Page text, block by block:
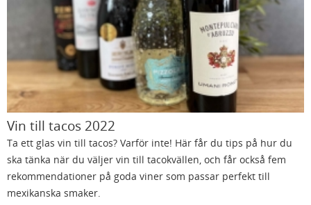
Vin till tacos 2022
Ta ett glas vin till tacos? Varför inte! Här får du tips på hur du
ska tänka när du väljer vin till tacokvällen, och får också fem
rekommendationer på goda viner som passar perfekt till
mexikanska smaker.